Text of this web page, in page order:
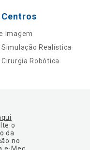
Imagem
Realística
Robótica
o
da
no